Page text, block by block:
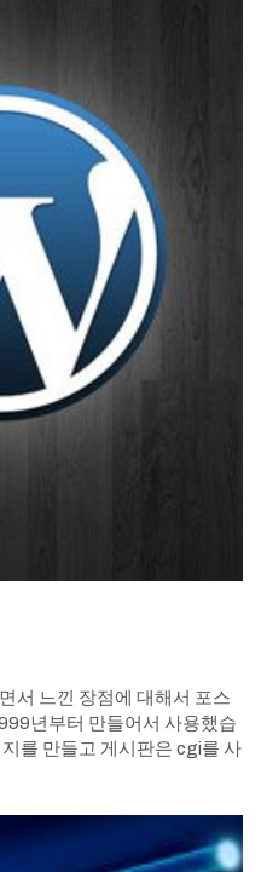
서 느낀 장점에 대해서 포스
년부터 만들어서 사용했습
를 만들고 게시판은 cgi를 사